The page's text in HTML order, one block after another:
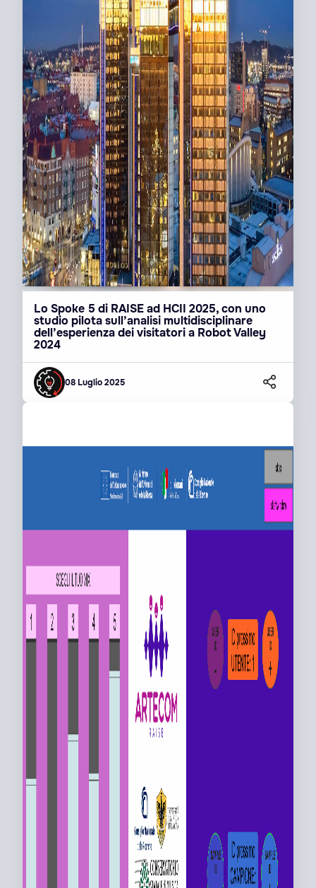
Lo Spoke 5 di RAISE ad HCII 2025, con uno
studio pilota sull’analisi multidisciplinare
dell’esperienza dei visitatori a Robot Valley
2024
08 Luglio 2025